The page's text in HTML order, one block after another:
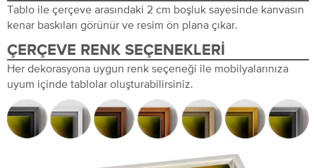
Tablo ile çerçeve arasındaki 2 cm boşluk sayesinde kanvasın
kenar baskıları görünür ve resim ön plana çıkar.
ÇERÇEVE RENK SEÇENEKLERI
Her dekorasyona uygun renk seçeneği ile mobilyalarınıza
uyum içinde tablolar oluşturabilirsiniz.